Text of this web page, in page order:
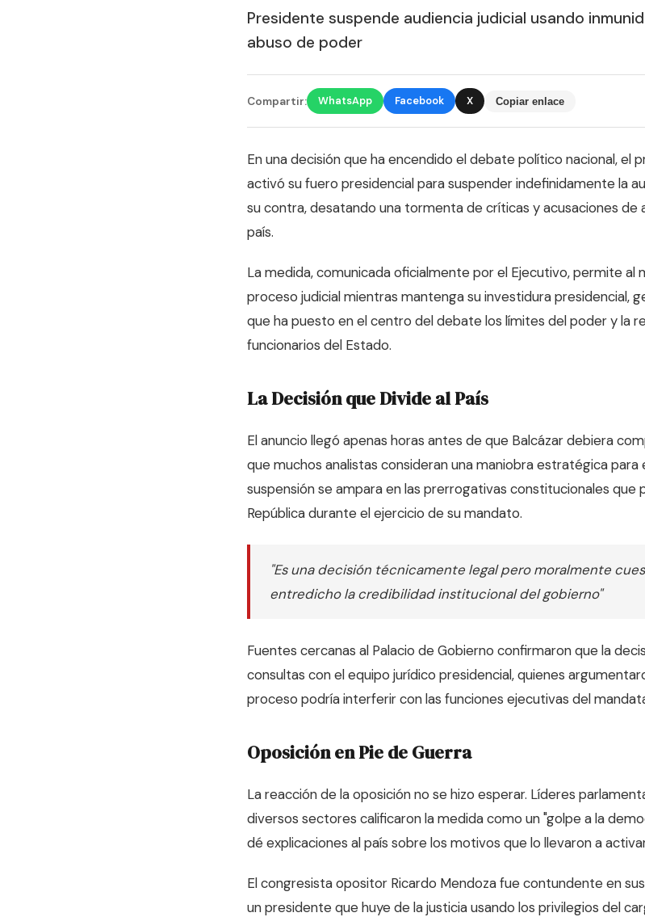
Presidente suspende audiencia judicial usando
abuso de poder
Compartir: WhatsApp Facebook X Copiar enlace
En una decisión que ha encendido el debate político nacional, el
activó su fuero presidencial para suspender indefinidamente la
su contra, desatando una tormenta de críticas y acusaciones de
país.
La medida, comunicada oficialmente por el Ejecutivo, permite al
proceso judicial mientras mantenga su investidura presidencial,
que ha puesto en el centro del debate los límites del poder y la
funcionarios del Estado.
La Decisión que Divide al País
El anuncio llegó apenas horas antes de que Balcázar debiera
que muchos analistas consideran una maniobra estratégica
suspensión se ampara en las prerrogativas constitucionales
República durante el ejercicio de su mandato.
"Es una decisión técnicamente legal pero moralmente
entredicho la credibilidad institucional del gobierno"
Fuentes cercanas al Palacio de Gobierno confirmaron que la
consultas con el equipo jurídico presidencial, quienes
proceso podría interferir con las funciones ejecutivas del
Oposición en Pie de Guerra
La reacción de la oposición no se hizo esperar. Líderes
diversos sectores calificaron la medida como un "golpe a la
dé explicaciones al país sobre los motivos que lo llevaron a
El congresista opositor Ricardo Mendoza fue contundente en
un presidente que huye de la justicia usando los privilegios del